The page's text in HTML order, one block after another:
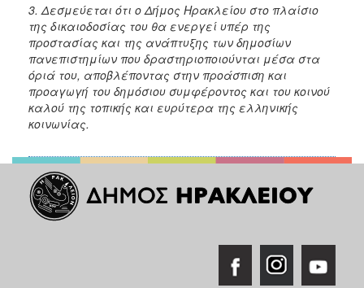
3. Δεσμεύεται ότι ο Δήμος Ηρακλείου στο πλαίσιο
της δικαιοδοσίας του θα ενεργεί υπέρ της
προστασίας και της ανάπτυξης των δημοσίων
πανεπιστημίων που δραστηριοποιούνται μέσα στα
όριά του, αποβλέποντας στην προάσπιση και
προαγωγή του δημόσιου συμφέροντος και του κοινού
καλού της τοπικής και ευρύτερα της ελληνικής
κοινωνίας.